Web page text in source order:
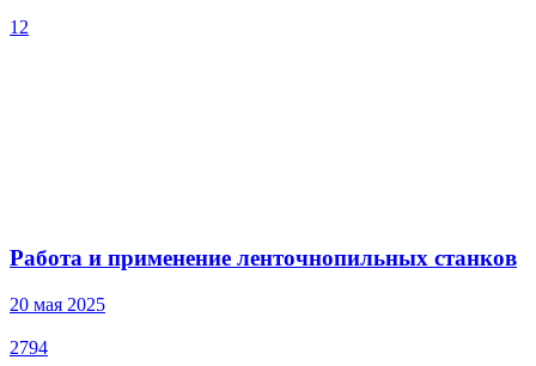
12
Работа и применение ленточнопильных станков
20 мая 2025
2794